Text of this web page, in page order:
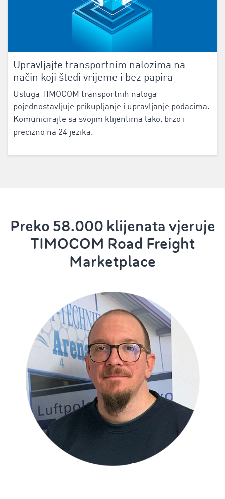
‌Upravljajte transportnim nalozima na
način koji štedi vrijeme i bez papira
Usluga ‌TIMOCOM transportnih naloga‌
pojednostavljuje prikupljanje i upravljanje podacima.
Komunicirajte sa svojim klijentima lako, brzo i
precizno na ‌24 ‌jezika.
Preko 58.000 klijenata vjeruje
TIMOCOM Road Freight
Marketplace